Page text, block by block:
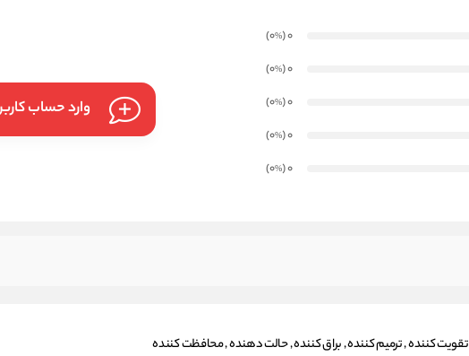
0
(0
%
)
0
(0
%
)
0
(0
%
)
0
(0
%
)
0
(0
%
)
وارد حساب
تقویت کننده , ترمیم کننده , براق کننده , حالت دهنده , محافظت کننده